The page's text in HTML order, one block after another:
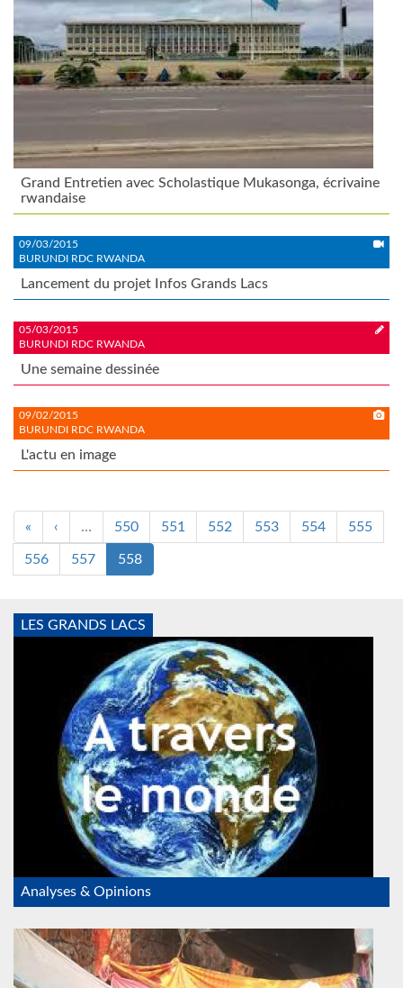
Grand Entretien avec Scholastique Mukasonga, écrivaine
rwandaise
09/03/2015
BURUNDI RDC RWANDA
Lancement du projet Infos Grands Lacs
05/03/2015
BURUNDI RDC RWANDA
Une semaine dessinée
09/02/2015
BURUNDI RDC RWANDA
L'actu en image
« ‹ … 550 551 552 553 554 555
556 557 558
LES GRANDS LACS
Monde2.jpg
Analyses & Opinions
refugies_RDC.jpeg